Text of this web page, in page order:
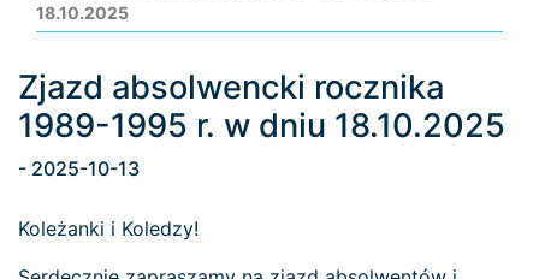
18.10.2025
Loading...
Zjazd absolwencki rocznika
1989-1995 r. w dniu 18.10.2025
- 2025-10-13
Koleżanki i Koledzy!